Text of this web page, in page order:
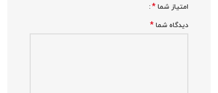
امتیاز شما *
دیدگاه شما *